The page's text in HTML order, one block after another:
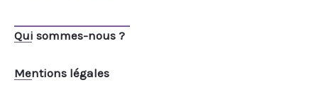
Qui sommes-nous ?
Mentions légales